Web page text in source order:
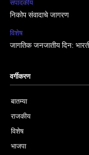
संपादकीय
निकोप संवादाचे जागरण
विशेष
जागतिक जनजातीय दिन:
वर्गीकरण
बातम्या
राजकीय
विशेष
भाजपा